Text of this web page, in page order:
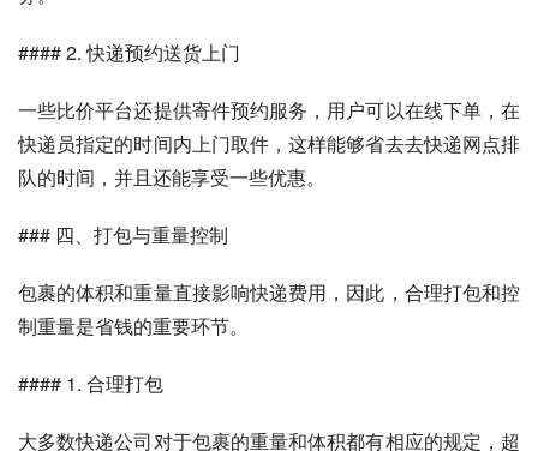
#### 2. 快递预约送货上门
一些比价平台还提供寄件预约服务，用户可以在线下单，在
快递员指定的时间内上门取件，这样能够省去去快递网点排
队的时间，并且还能享受一些优惠。
### 四、打包与重量控制
包裹的体积和重量直接影响快递费用，因此，合理打包和控
制重量是省钱的重要环节。
#### 1. 合理打包
大多数快递公司对于包裹的重量和体积都有相应的规定，超